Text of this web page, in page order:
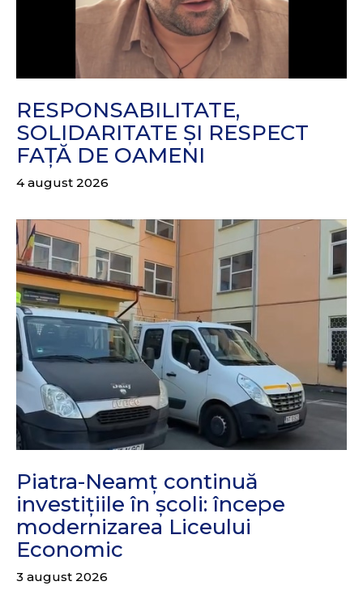
RESPONSABILITATE,
SOLIDARITATE ȘI RESPECT
FAȚĂ DE OAMENI
4 august 2026
Piatra-Neamț continuă
investițiile în școli: începe
modernizarea Liceului
Economic
3 august 2026